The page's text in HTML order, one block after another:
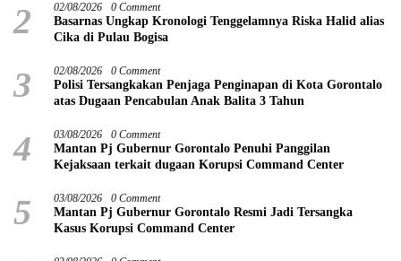
2 02/08/2026 0 Comment
Basarnas Ungkap Kronologi Tenggelamnya Riska Halid alias
Cika di Pulau Bogisa
3 02/08/2026 0 Comment
Polisi Tersangkakan Penjaga Penginapan di Kota Gorontalo
atas Dugaan Pencabulan Anak Balita 3 Tahun
4 03/08/2026 0 Comment
Mantan Pj Gubernur Gorontalo Penuhi Panggilan
Kejaksaan terkait dugaan Korupsi Command Center
5 03/08/2026 0 Comment
Mantan Pj Gubernur Gorontalo Resmi Jadi Tersangka
Kasus Korupsi Command Center